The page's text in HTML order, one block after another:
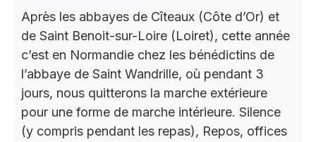
Après les abbayes de Cîteaux (Côte d’Or) et
de Saint Benoit-sur-Loire (Loiret), cette année
c’est en Normandie chez les bénédictins de
l’abbaye de Saint Wandrille, où pendant 3
jours, nous quitterons la marche extérieure
pour une forme de marche intérieure. Silence
(y compris pendant les repas), Repos, offices